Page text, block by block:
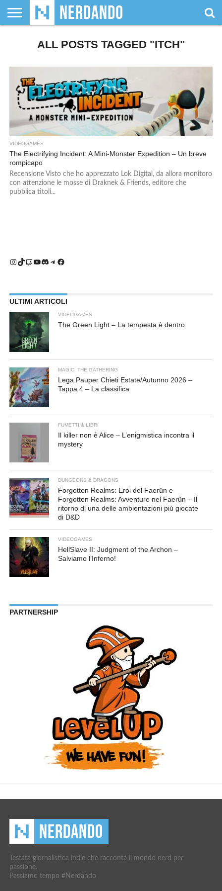
SIAMO
GIOCHI
GIOCHI
VIDEOGAMES
FUMETTI
& LIBRI
MAGIC:
DUNGEONS
WRESTLING
NERDANDO
AWARDS
BOLLINIALL POSTS TAGGED "ITCH"
VIDEOGAMES
The Electrifying Incident: A Mini-Monster Expedition – Un breve
rompicapo
Recensione Visto che ho apprezzato Lok Digital, da allora monitoro
con attenzione le mosse di Draknek & Friends, editore che
pubblica titoli...
Instagram
TikTok
Twitch
YouTube
Discord
Telegram
Facebook
ULTIMI ARTICOLI
VIDEOGAMES
The Green Light – La tempesta è dentro
MAGIC: THE GATHERING
Lega Pauper Chieti Estate/Autunno 2026 –
Tappa 4 – La classifica
FUMETTI & LIBRI
Il killer non è Alice – L’enigmistica incontra il
mystery
DUNGEONS & DRAGONS
Forgotten Realms: Eroi del Faerûn e
Forgotten Realms: Avventure nel Faerûn – Il
ritorno di una delle ambientazioni più giocate
di D&D
VIDEOGAMES
HellSlave II: Judgment of the Archon –
Salviamo l’Inferno!
PARTNERSHIP
Testata giornalistica indie che racconta il mondo nerd per
passione.
Passiamo tempo #Nerdando